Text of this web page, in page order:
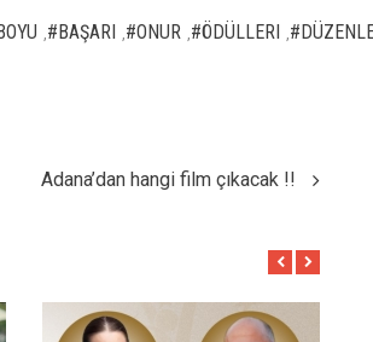
#BAŞARI #ONUR #ÖDÜLLERI
Adana’dan hangi film çıkacak !!